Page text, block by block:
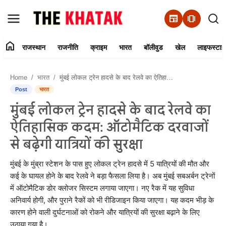
newspaper amp_stories
Contact Us
राजस्थान
राजनीति
क्राइम
भारत
बॉलीवुड
home राजस्थान राजनीति क्राइम भारत बॉलीवुड खेल
Home भारत मुंबई लोकल ट्रेन हादसे के बाद रेलवे का ऐतिहासिक कदम: ऑटोमैटिक दरवाजों से बढ़ेगी यात्रियों की सुरक्षा
Post भारत
मुंबई लोकल ट्रेन हादसे के बाद रेलवे का
ऐतिहासिक कदम: ऑटोमैटिक दरवाजों
से बढ़ेगी यात्रियों की सुरक्षा
मुंबई के मुंब्रा स्टेशन के पास हुए लोकल ट्रेन हादसे में 5 यात्रियों की मौत और
कई के घायल होने के बाद रेलवे ने बड़ा फैसला लिया है। अब मुंबई सबअर्बन ट्रेनों
में ऑटोमैटिक डोर क्लोजर सिस्टम लगाया जाएगा। नए रैक में यह सुविधा
अनिवार्य होगी, और पुराने रैकों को भी रीडिजाइन किया जाएगा। यह कदम भीड़ के
कारण होने वाली दुर्घटनाओं को रोकने और यात्रियों की सुरक्षा बढ़ाने के लिए